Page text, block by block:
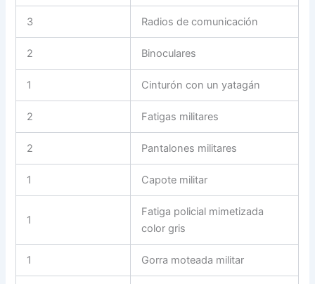
3 Radios de comunicación
2 Binoculares
1 Cinturón con un yatagán
2 Fatigas militares
2 Pantalones militares
1 Capote militar
1
Fatiga policial mimetizada
color gris
1 Gorra moteada militar